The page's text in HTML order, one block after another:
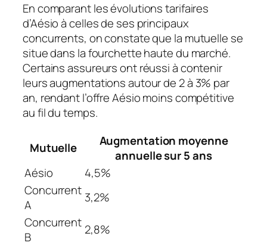
En comparant les évolutions tarifaires
d’Aésio à celles de ses principaux
concurrents, on constate que la mutuelle se
situe dans la fourchette haute du marché.
Certains assureurs ont réussi à contenir
leurs augmentations autour de 2 à 3% par
an, rendant l’offre Aésio moins compétitive
au fil du temps.
Mutuelle
Augmentation moyenne
annuelle sur 5 ans
Aésio
4,5%
Concurrent
A
3,2%
Concurrent
B
2,8%